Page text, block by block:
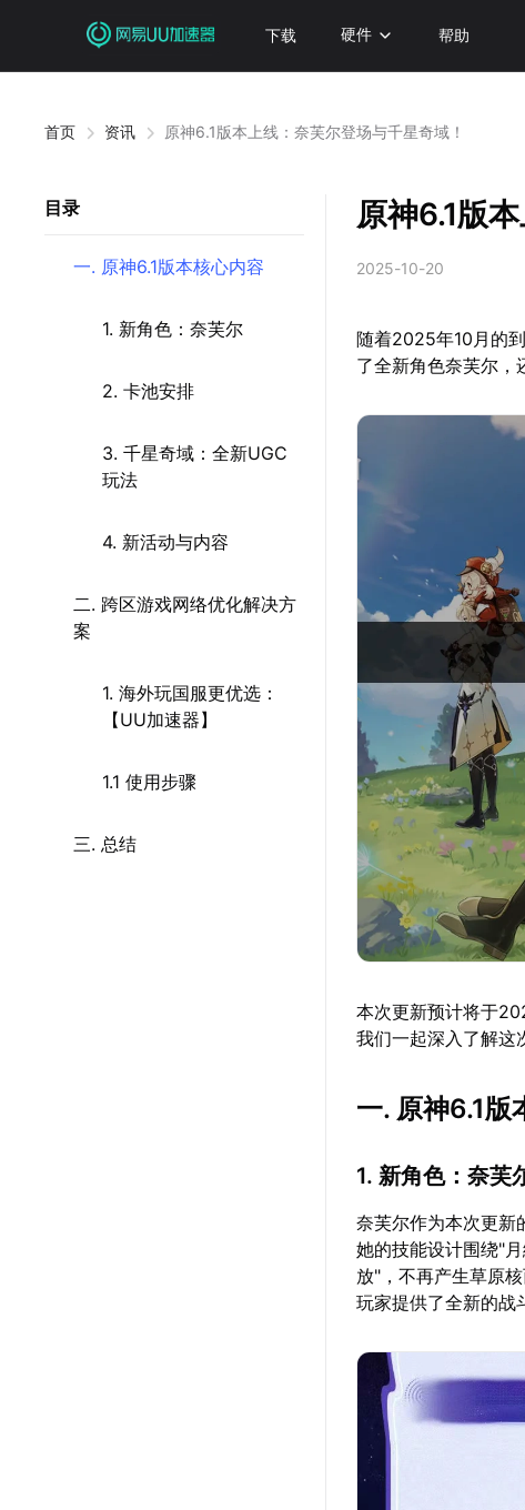
下载 硬件 帮助
首页 资讯 原神6.1版本上线：奈芙尔登场与千星奇域！
目录
一. 原神6.1版本核心内容
1. 新角色：奈芙尔
2. 卡池安排
3. 千星奇域：全新UGC
玩法
4. 新活动与内容
二. 跨区游戏网络优化解决方
案
1. 海外玩国服更优选：
【UU加速器】
1.1 使用步骤
三. 总结
原神6.1版
2025-10-20
随着2025年10月的
了全新角色奈芙尔，
本次更新预计将于
我们一起深入了解这
一. 原神6.1版
1. 新角色：奈芙
奈芙尔作为本次更新
她的技能设计围绕"
放"，不再产生草原
玩家提供了全新的战